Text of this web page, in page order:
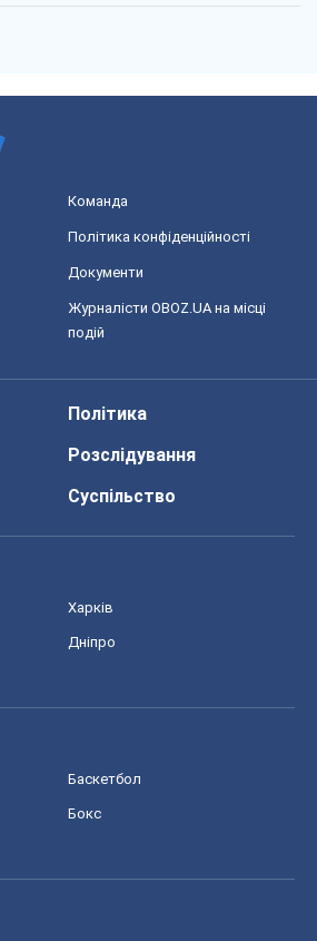
Команда
Політика конфіденційності
Документи
Журналісти OBOZ.UA на місці
подій
Політика
Розслідування
Суспільство
Харків
Дніпро
Баскетбол
Бокс